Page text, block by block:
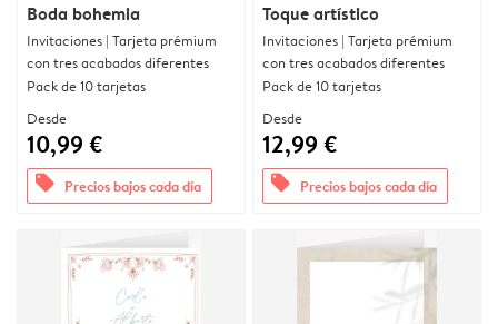
Boda bohemia
Invitaciones | Tarjeta prémium
con tres acabados diferentes
Pack de 10 tarjetas
Desde
10,99 €
offers Precios bajos cada día
Toque artístico
Invitaciones | Tarjeta prémium
con tres acabados diferentes
Pack de 10 tarjetas
Desde
12,99 €
offers Precios bajos cada día